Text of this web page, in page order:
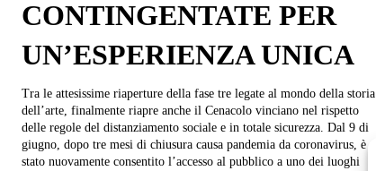
CONTINGENTATE PER
UN’ESPERIENZA UNICA
Tra le attesissime riaperture della fase tre legate al mondo della storia
dell’arte, finalmente riapre anche il Cenacolo vinciano nel rispetto
delle regole del distanziamento sociale e in totale sicurezza. Dal 9 di
giugno, dopo tre mesi di chiusura causa pandemia da coronavirus, è
stato nuovamente consentito l’accesso al pubblico a uno dei luoghi